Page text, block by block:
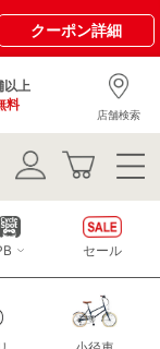
クーポン詳細
以上
料
店舗検索
セール